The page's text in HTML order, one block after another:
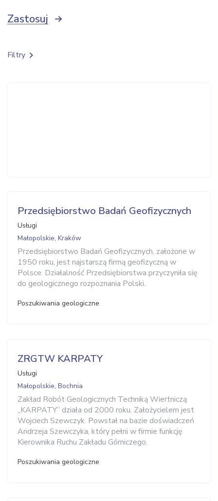
Zastosuj
Przedsiębiorstwo Badań Geofizycznych
Usługi
Małopolskie, Kraków
Przedsiębiorstwo Badań Geofizycznych, założone w
1950 roku, jest najstarszą firmą geofizyczną w
Polsce. Działalność Przedsiębiorstwa przyczyniła się
do geologicznego rozpoznania Polski.
Poszukiwania geologiczne
ZRGTW KARPATY
Usługi
Małopolskie, Bochnia
Zakład Robót Geologicznych Techniką Wiertniczą
„KARPATY” działa od 2000 roku. Założycielem jest
Wojciech Szewczyk. Powstał na bazie doświadczeń
Andrzeja Szewczyka, który pełni w firmie funkcję
Kierownika Ruchu Zakładu Górniczego.
Poszukiwania geologiczne
Filtry